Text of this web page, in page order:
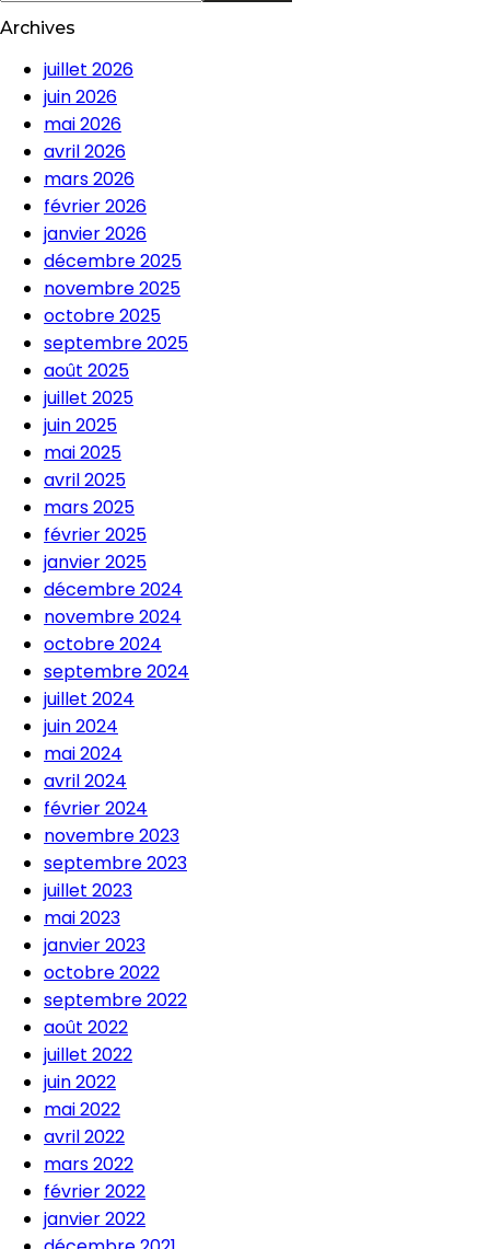
Archives
juillet 2026
juin 2026
mai 2026
avril 2026
mars 2026
février 2026
janvier 2026
décembre 2025
novembre 2025
octobre 2025
septembre 2025
août 2025
juillet 2025
juin 2025
mai 2025
avril 2025
mars 2025
février 2025
janvier 2025
décembre 2024
novembre 2024
octobre 2024
septembre 2024
juillet 2024
juin 2024
mai 2024
avril 2024
février 2024
novembre 2023
septembre 2023
juillet 2023
mai 2023
janvier 2023
octobre 2022
septembre 2022
août 2022
juillet 2022
juin 2022
mai 2022
avril 2022
mars 2022
février 2022
janvier 2022